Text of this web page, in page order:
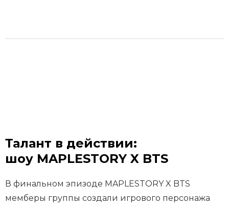
Талант в действии:
шоу MAPLESTORY X BTS
В финальном эпизоде MAPLESTORY X BTS
мемберы группы создали игрового персонажа